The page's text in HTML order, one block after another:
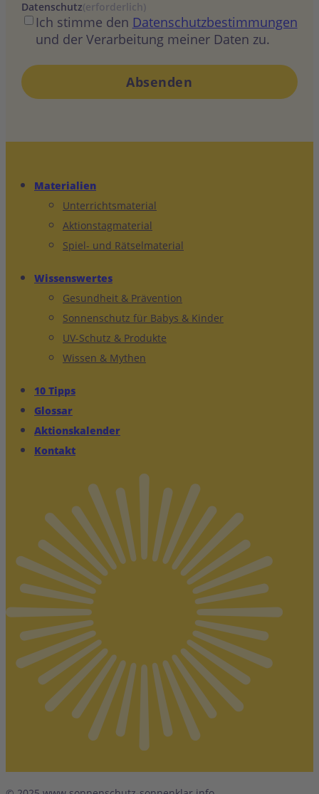
Datenschutz(erforderlich)
Ich stimme den Datenschutzbestimmungen
und der Verarbeitung meiner Daten zu.
Materialien
Unterrichtsmaterial
Aktionstagmaterial
Spiel- und Rätselmaterial
Wissenswertes
Gesundheit & Prävention
Sonnenschutz für Babys & Kinder
UV-Schutz & Produkte
Wissen & Mythen
10 Tipps
Glossar
Aktionskalender
Kontakt